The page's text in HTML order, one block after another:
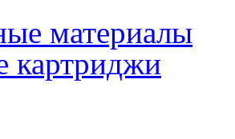
материалы
картриджи